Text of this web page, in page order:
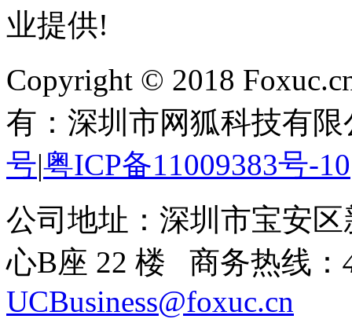
业提供!
Copyright © 2018
有：深圳市网狐科技有限
号|粤ICP备11009383号-10
公司地址：深圳市宝安
心B座 22 楼 商务热线：
UCBusiness@foxuc.cn